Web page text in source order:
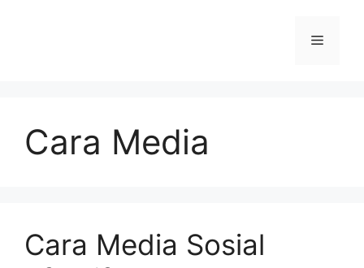
Menu
Cara Media
Cara Media Sosial